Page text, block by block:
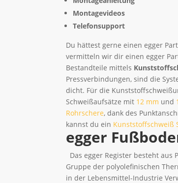
Montagevideos
Telefonsupport
Du hättest gerne einen egger
vermitteln wir dir einen egger
Bestandteile mittels
Pressverbindungen, sind die
dicht. Für die
Schweißaufsätze mit 12 mm und
Rohrschere, dank des
kannst du ein Kunststoffschweiß
egger
Das egger Register besteht aus
Gruppe der polyolefinischen
in der Lebensmittel-Industrie